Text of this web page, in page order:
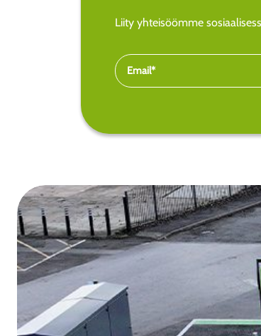
Liity yhteisöömme